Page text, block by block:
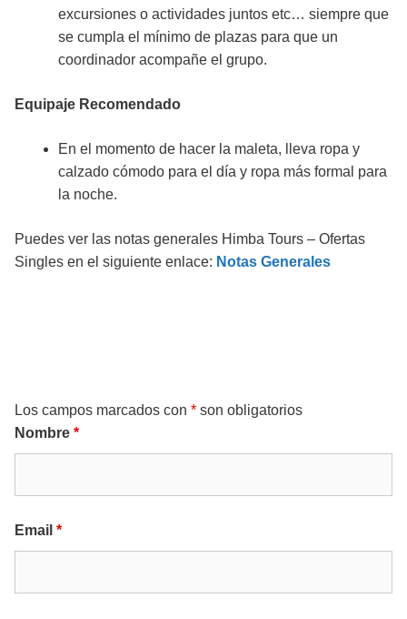
excursiones o actividades juntos etc… siempre que
se cumpla el mínimo de plazas para que un
coordinador acompañe el grupo.
Equipaje Recomendado
En el momento de hacer la maleta, lleva ropa y
calzado cómodo para el día y ropa más formal para
la noche.
Puedes ver las notas generales Himba Tours – Ofertas
Singles en el siguiente enlace: Notas Generales
Los campos marcados con * son obligatorios
Nombre *
Email *